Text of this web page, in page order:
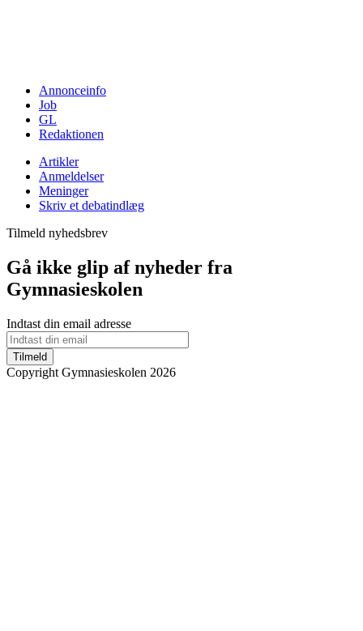
Annonceinfo
Job
GL
Redaktionen
Artikler
Anmeldelser
Meninger
Skriv et debatindlæg
Tilmeld nyhedsbrev
Gå ikke glip af nyheder fra
Gymnasieskolen
Indtast din email adresse
Tilmeld
Copyright Gymnasieskolen 2026